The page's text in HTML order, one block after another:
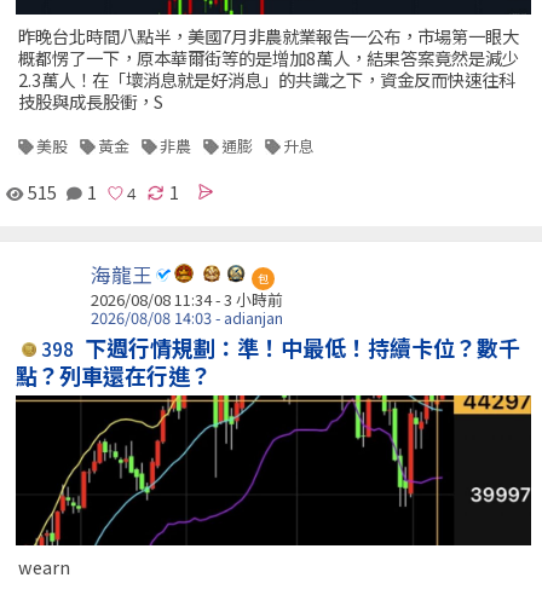
昨晚台北時間八點半，美國7月非農就業報告一公布，市場第一眼大
概都愣了一下，原本華爾街等的是增加8萬人，結果答案竟然是減少
2.3萬人！在「壞消息就是好消息」的共識之下，資金反而快速往科
技股與成長股衝，S
美股 黃金 非農 通膨 升息
515 1 1
海龍王 包
2026/08/08 11:34 -3 小時前
2026/08/08 14:03 - adianjan
398 下週行情規劃：準！中最低！持續卡位？數千
點？列車還在行進？
wearn